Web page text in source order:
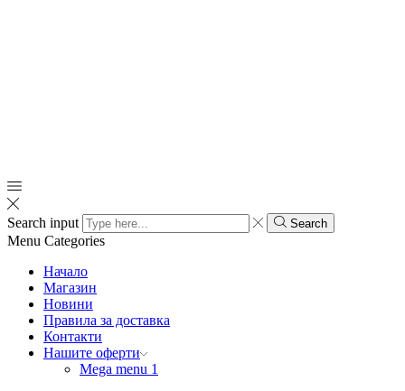
Search input Search
Menu Categories
Начало
Магазин
Новини
Правила за доставка
Контакти
Нашите оферти
Mega menu 1